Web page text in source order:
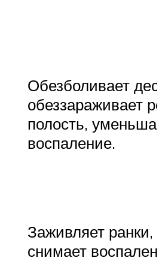
Обезболивает
обеззараживает
полость,
воспаление.
Заживляет ранки,
снимает